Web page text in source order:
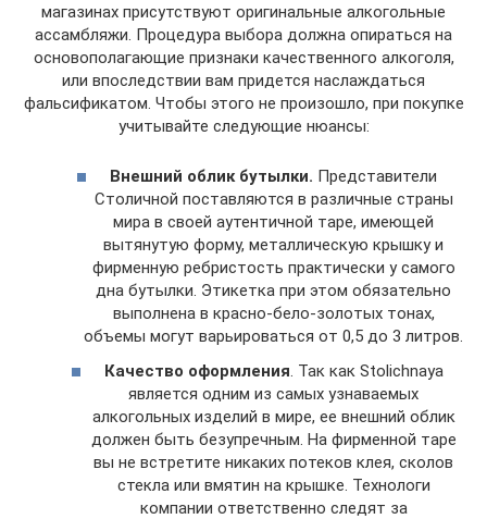
магазинах присутствуют оригинальные алкогольные
ассамбляжи. Процедура выбора должна опираться на
основополагающие признаки качественного алкоголя,
или впоследствии вам придется наслаждаться
фальсификатом. Чтобы этого не произошло, при покупке
учитывайте следующие нюансы:
Внешний облик бутылки. Представители
Столичной поставляются в различные страны
мира в своей аутентичной таре, имеющей
вытянутую форму, металлическую крышку и
фирменную ребристость практически у самого
дна бутылки. Этикетка при этом обязательно
выполнена в красно-бело-золотых тонах,
объемы могут варьироваться от 0,5 до 3 литров.
Качество оформления. Так как Stolichnaya
является одним из самых узнаваемых
алкогольных изделий в мире, ее внешний облик
должен быть безупречным. На фирменной таре
вы не встретите никаких потеков клея, сколов
стекла или вмятин на крышке. Технологи
компании ответственно следят за